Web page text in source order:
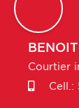
BENOIT
Courtier
Cell.: